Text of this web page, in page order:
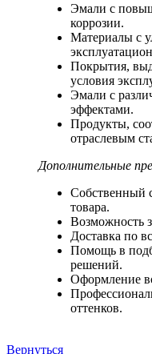
Эмали с
коррозии.
Материалы с
Покрытия,
условия
Эмали с
эффектами.
Продукты,
отраслевым
Дополнительные
Собственный
товара.
Возможность
Доставка по
Помощь в
решений.
Оформление
оттенков.
Вернуться